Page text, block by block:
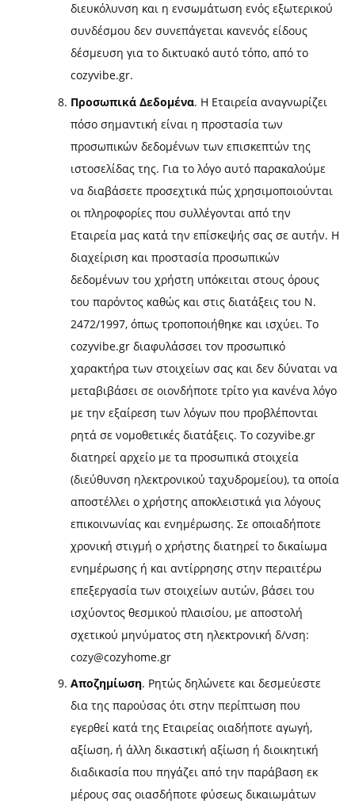
διευκόλυνση και η ενσωμάτωση ενός εξωτερικού
συνδέσμου δεν συνεπάγεται κανενός είδους
δέσμευση για το δικτυακό αυτό τόπο, από το
cozyvibe.gr.
Προσωπικά Δεδομένα. Η Εταιρεία αναγνωρίζει
πόσο σημαντική είναι η προστασία των
προσωπικών δεδομένων των επισκεπτών της
ιστοσελίδας της. Για το λόγο αυτό παρακαλούμε
να διαβάσετε προσεχτικά πώς χρησιμοποιούνται
οι πληροφορίες που συλλέγονται από την
Εταιρεία μας κατά την επίσκεψής σας σε αυτήν. Η
διαχείριση και προστασία προσωπικών
δεδομένων του χρήστη υπόκειται στους όρους
του παρόντος καθώς και στις διατάξεις του Ν.
2472/1997, όπως τροποποιήθηκε και ισχύει. Το
cozyvibe.gr διαφυλάσσει τον προσωπικό
χαρακτήρα των στοιχείων σας και δεν δύναται να
μεταβιβάσει σε οιονδήποτε τρίτο για κανένα λόγο
με την εξαίρεση των λόγων που προβλέπονται
ρητά σε νομοθετικές διατάξεις. Το cozyvibe.gr
διατηρεί αρχείο με τα προσωπικά στοιχεία
(διεύθυνση ηλεκτρονικού ταχυδρομείου), τα οποία
αποστέλλει ο χρήστης αποκλειστικά για λόγους
επικοινωνίας και ενημέρωσης. Σε οποιαδήποτε
χρονική στιγμή ο χρήστης διατηρεί το δικαίωμα
ενημέρωσης ή και αντίρρησης στην περαιτέρω
επεξεργασία των στοιχείων αυτών, βάσει του
ισχύοντος θεσμικού πλαισίου, με αποστολή
σχετικού μηνύματος στη ηλεκτρονική δ/νση:
cozy@cozyhome.gr
Αποζημίωση. Ρητώς δηλώνετε και δεσμεύεστε
δια της παρούσας ότι στην περίπτωση που
εγερθεί κατά της Εταιρείας οιαδήποτε αγωγή,
αξίωση, ή άλλη δικαστική αξίωση ή διοικητική
διαδικασία που πηγάζει από την παράβαση εκ
μέρους σας οιασδήποτε φύσεως δικαιωμάτων